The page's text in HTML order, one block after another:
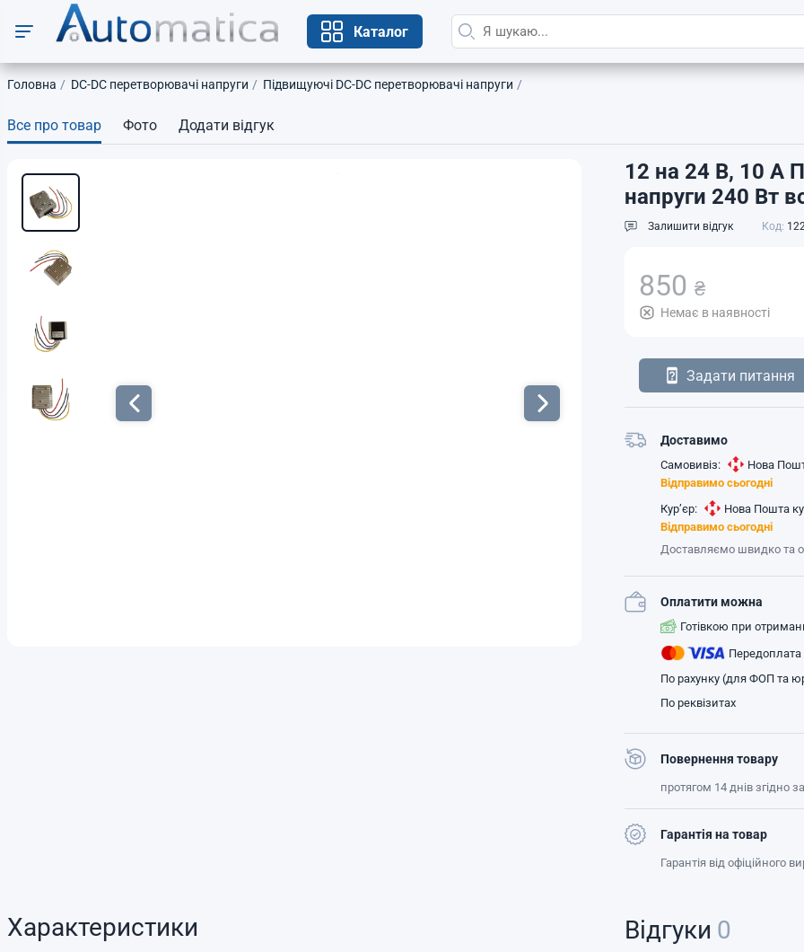
Каталог
Головна DC-DC перетворювачі напруги Підвищуючі DC-DC перетворювачі напруги
Все про товар Фото Додати відгук
12 на 24 В, 10 А
напруги 240 Вт
Залишити відгук Код:
850 ₴
Немає в наявності
Задати питання
Доставимо
Самовивіз:
Нова
Відправимо сьогодні
Кур’єр:
Нова Пошта
Відправимо сьогодні
Доставляємо швидко та
Оплатити можна
Готівкою при
По рахунку (для ФОП та
По реквізитах
Повернення товару
протягом 14 днів згідно
Гарантія на товар
Гарантія від офіційного
Характеристики Відгуки 0